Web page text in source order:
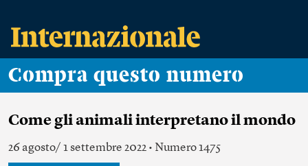
Compra questo numero
Come gli animali interpretano il mondo
26 agosto/ 1 settembre 2022 • Numero 1475